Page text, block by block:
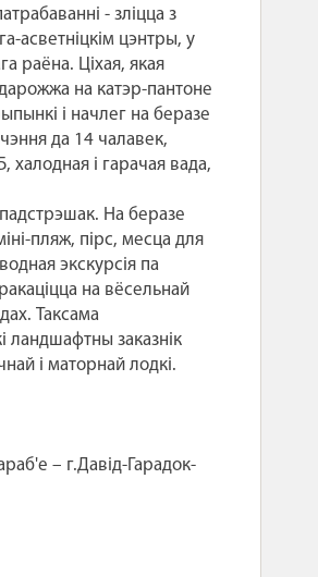
- зліцца з
асветніцкім цэнтры, у
раёна. Ціхая, якая
на катэр-пантоне
і начлег на беразе
да 14 чалавек,
халодная і гарачая вада,
На беразе
пляж, пірс, месца для
экскурсія па
на вёсельнай
Таксама
ландшафтны заказнік
і маторнай лодкі.
– г.Давід-Гарадок-